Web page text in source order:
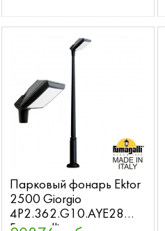
Парковый фонарь Ektor
2500 Giorgio
4P2.362.G10.AYE28